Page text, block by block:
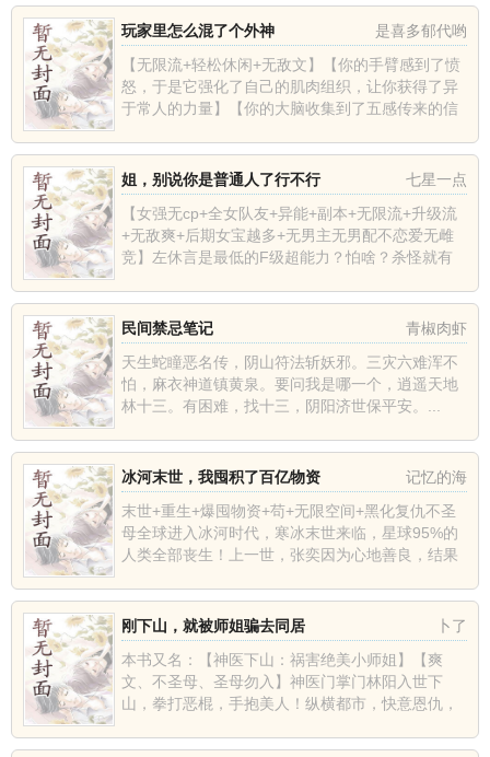
是喜多郁代哟
玩家里怎么混了个外神
【无限流+轻松休闲+无敌文】【你的手臂感到了愤
怒，于是它强化了自己的肌肉组织，让你获得了异
于常人的力量】【你的大脑收集到了五感传来的信
【你感受到了害怕，但你...
七星一点
姐，别说你是普通人了行不行
【女强无cp+全女队友+异能+副本+无限流+升级流
+无敌爽+后期女宝越多+无男主无男配不恋爱无雌
竞】左休言是最低的F级超能力？怕啥？杀怪就有
类情绪化作怪...
青椒肉虾
民间禁忌笔记
天生蛇瞳恶名传，阴山符法斩妖邪。三灾六难浑不
怕，麻衣神道镇黄泉。要问我是哪一个，逍遥天地
林十三。有困难，找十三，阴阳济世保平安。...
记忆的海
冰河末世，我囤积了百亿物资
末世+重生+爆囤物资+苟+无限空间+黑化复仇不圣
母全球进入冰河时代，寒冰末世来临，星球95%的
人类全部丧生！上一世，张奕因为心地善良，结果
个月，张奕觉醒空间...
卜了
刚下山，就被师姐骗去同居
本书又名：【神医下山：祸害绝美小师姐】【爽
文、不圣母、圣母勿入】神医门掌门林阳入世下
山，拳打恶棍，手抱美人！纵横都市，快意恩仇，
病！师姐：“掌门，这里发现妖...